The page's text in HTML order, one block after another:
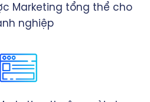
Marketing tổng thể cho
nghiệp